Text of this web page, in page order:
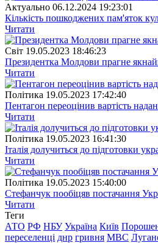
Актуально 06.12.2024 19:23:01
Кількість пошкоджених пам'яток
Читати
Свiт 19.05.2023 18:46:23
Президентка Молдови прагне
Читати
Полiтика 19.05.2023 17:42:40
Пентагон переоцінив вартість
Читати
Полiтика 19.05.2023 16:41:30
Італія долучиться до підготовки
Читати
Полiтика 19.05.2023 15:40:00
Стефанчук пообіцяв постачання
Читати
Теги
АТО РФ НБУ Україна Київ
переселенці днр гривня МВС